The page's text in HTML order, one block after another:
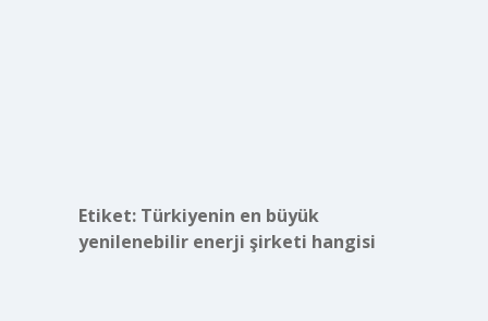
Etiket: Türkiyenin en büyük
yenilenebilir enerji şirketi hangisi